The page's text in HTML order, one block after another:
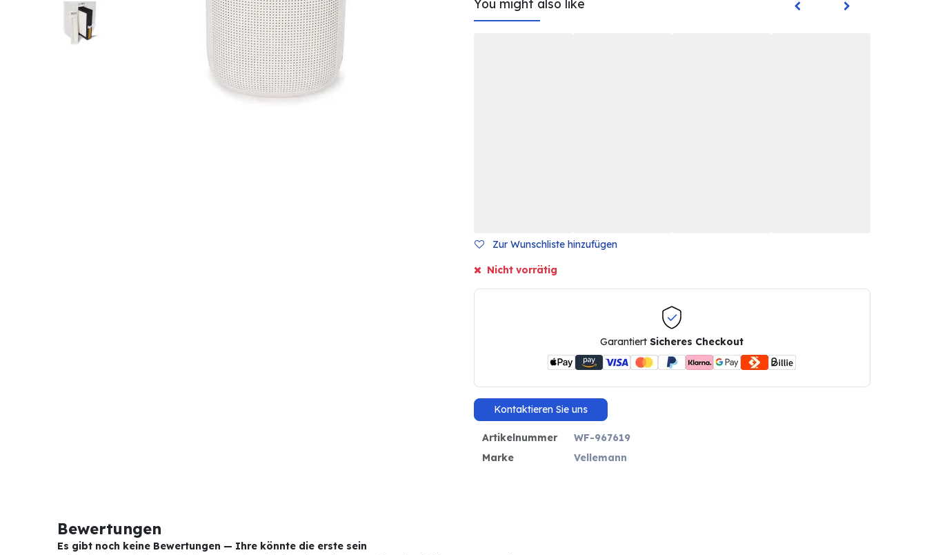
You might also like
Zur Wunschliste hinzufügen
Nicht vorrätig
GarantiertSicheres Checkout
Kontaktieren Sie uns
Artikelnummer
WF-967619
Marke
Vellemann
Bewertungen
Es gibt noch keine Bewertungen — Ihre könnte die erste sein